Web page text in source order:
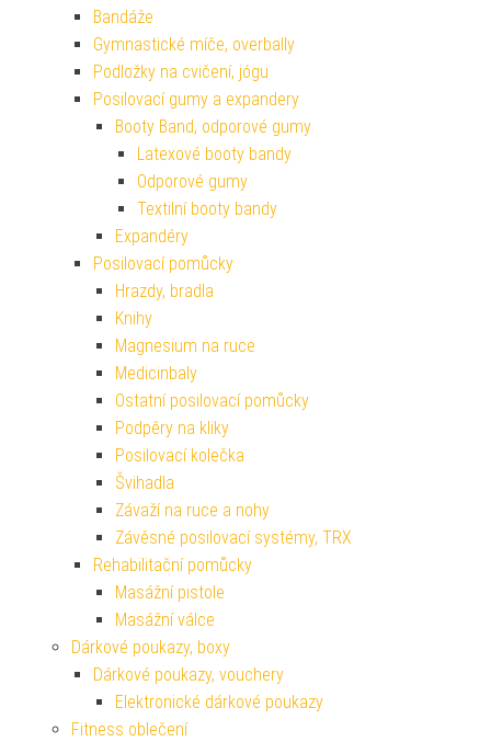
Bandáže
Gymnastické míče, overbally
Podložky na cvičení, jógu
Posilovací gumy a expandery
Booty Band, odporové gumy
Latexové booty bandy
Odporové gumy
Textilní booty bandy
Expandéry
Posilovací pomůcky
Hrazdy, bradla
Knihy
Magnesium na ruce
Medicinbaly
Ostatní posilovací pomůcky
Podpěry na kliky
Posilovací kolečka
Švihadla
Závaží na ruce a nohy
Závěsné posilovací systémy, TRX
Rehabilitační pomůcky
Masážní pistole
Masážní válce
Dárkové poukazy, boxy
Dárkové poukazy, vouchery
Elektronické dárkové poukazy
Fitness oblečení